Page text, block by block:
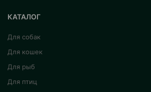
КАТАЛОГ
Для собак
Для кошек
Для рыб
Для птиц